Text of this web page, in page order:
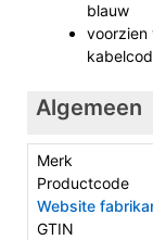
blauw
voorzien
Algemeen
Merk
Productcode
Website
GTIN